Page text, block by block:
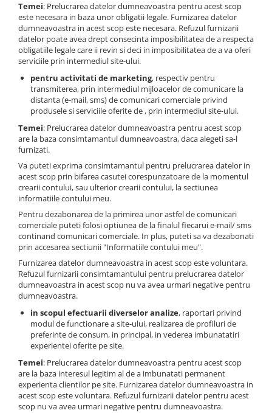
Temei: Prelucrarea datelor dumneavoastra pentru acest scop
este necesara in baza unor obligatii legale. Furnizarea datelor
dumneavoastra in acest scop este necesara. Refuzul furnizarii
datelor poate avea drept consecinta imposibilitatea de a respecta
obligatiile legale care ii revin si deci in imposibilitatea de a va oferi
serviciile prin intermediul site-ului.
pentru activitati de marketing, respectiv pentru
transmiterea, prin intermediul mijloacelor de comunicare la
distanta (e-mail, sms) de comunicari comerciale privind
produsele si serviciile oferite de , prin intermediul site-ului.
Temei: Prelucrarea datelor dumneavoastra pentru acest scop
are la baza consimtamantul dumneavoastra, daca alegeti sa-l
furnizati.
Va puteti exprima consimtamantul pentru prelucrarea datelor in
acest scop prin bifarea casutei corespunzatoare de la momentul
crearii contului, sau ulterior crearii contului, la sectiunea
informatiile contului meu.
Pentru dezabonarea de la primirea unor astfel de comunicari
comerciale puteti folosi optiunea de la finalul fiecarui e-mail/ sms
continand comunicari comerciale. In plus, puteti sa va dezabonati
prin accesarea sectiunii "Informatiile contului meu".
Furnizarea datelor dumneavoastra in acest scop este voluntara.
Refuzul furnizarii consimtamantului pentru prelucrarea datelor
dumneavoastra in acest scop nu va avea urmari negative pentru
dumneavoastra.
in scopul efectuarii diverselor analize, raportari privind
modul de functionare a site-ului, realizarea de profiluri de
preferinte de consum, in principal, in vederea imbunatatiri
experientei oferite pe site.
Temei: Prelucrarea datelor dumneavoastra pentru acest scop
are la baza interesul legitim al de a imbunatati permanent
experienta clientilor pe site. Furnizarea datelor dumneavoastra in
acest scop este voluntara. Refuzul furnizarii datelor pentru acest
scop nu va avea urmari negative pentru dumneavoastra.